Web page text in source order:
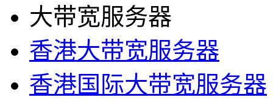
大带宽服务器
香港大带宽服务器
香港国际大带宽服务器